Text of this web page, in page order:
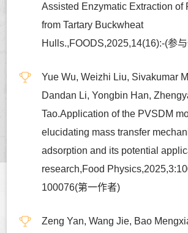
Assisted Enzymatic Extraction of
from Tartary Buckwheat
Hulls.,FOODS,2025,14(16):-(参
Yue Wu, Weizhi Liu, Sivakumar
Dandan Li, Yongbin Han,
Tao.Application of the PVSDM
elucidating mass transfer
adsorption and its potential
research,Food
100076(第一作者)
Zeng Yan, Wang Jie, Bao